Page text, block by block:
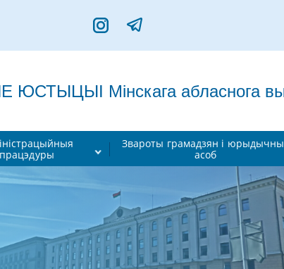
Мінскага абласнога
працэдуры
Звароты грамадзян і
асоб